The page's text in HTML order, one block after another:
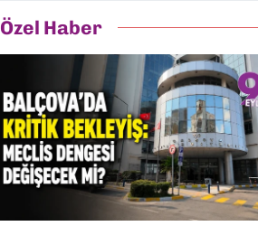
Özel Haber